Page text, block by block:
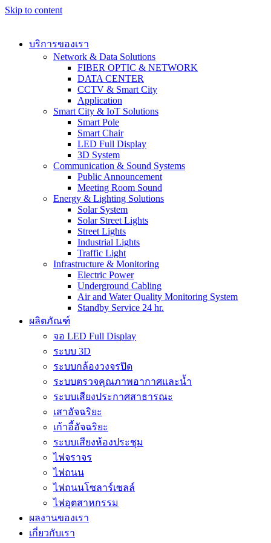
Skip to content
บริการของเรา
Network & Data Solutions
FIBER OPTIC & NETWORK​
DATA CENTER
CCTV & Smart City
Application
Smart City & IoT Solutions
Smart Pole
Smart Chair
LED Full Display
3D System
Communication & Sound Systems
Public Announcement
Meeting Room Sound
Energy & Lighting Solutions
Solar System
Solar Street Lights
Street Lights
Industrial Lights
Traffic Light
Infrastructure & Monitoring
Electric Power
Underground Cabling
Air and Water Quality Monitoring System
Standby Service 24 hr.
ผลิตภัณฑ์
จอ LED Full Display
ระบบ 3D
ระบบกล้องวงจรปิด
ระบบตรวจคุณภาพอากาศและน้ำ
ระบบเสียงประกาศสาธารณะ
เสาอัจฉริยะ
เก้าอี้อัจฉริยะ
ระบบเสียงห้องประชุม
ไฟจราจร
ไฟถนน
ไฟถนนโซลาร์เซลล์
ไฟอุตสาหกรรม
ผลงานของเรา
เกี่ยวกับเรา